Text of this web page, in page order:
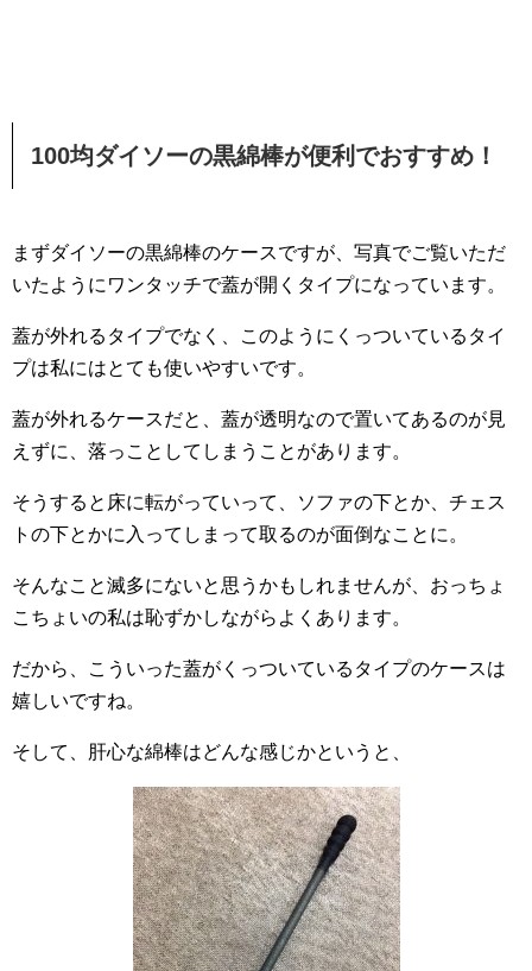
100均ダイソーの黒綿棒が便利でおすすめ！
まずダイソーの黒綿棒のケースですが、写真でご覧いただ
いたようにワンタッチで蓋が開くタイプになっています。
蓋が外れるタイプでなく、このようにくっついているタイ
プは私にはとても使いやすいです。
蓋が外れるケースだと、蓋が透明なので置いてあるのが見
えずに、落っことしてしまうことがあります。
そうすると床に転がっていって、ソファの下とか、チェス
トの下とかに入ってしまって取るのが面倒なことに。
そんなこと滅多にないと思うかもしれませんが、おっちょ
こちょいの私は恥ずかしながらよくあります。
だから、こういった蓋がくっついているタイプのケースは
嬉しいですね。
そして、肝心な綿棒はどんな感じかというと、